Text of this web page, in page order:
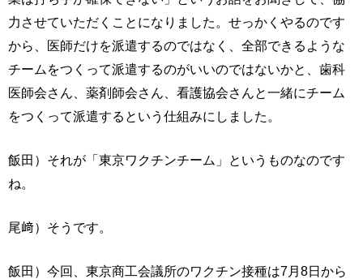
力させていただくことになりました。せっかくやるのです
から、医師だけを派遣するのではなく、全部できるような
チームをつくって派遣するのがいいのではないかと、歯科
医師会さん、薬剤師会さん、看護協会さんと一緒にチーム
をつくって派遣するという仕組みにしました。
飯田）それが「東京ワクチンチーム」というものなのです
ね。
尾﨑）そうです。
飯田）今回、東京商工会議所のワクチン接種は7月8日から